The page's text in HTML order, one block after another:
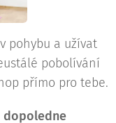
pohybu a užívat
pobolívání
přímo pro tebe.
dopoledne